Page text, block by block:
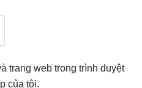
trang web trong trình duyệt
của tôi.